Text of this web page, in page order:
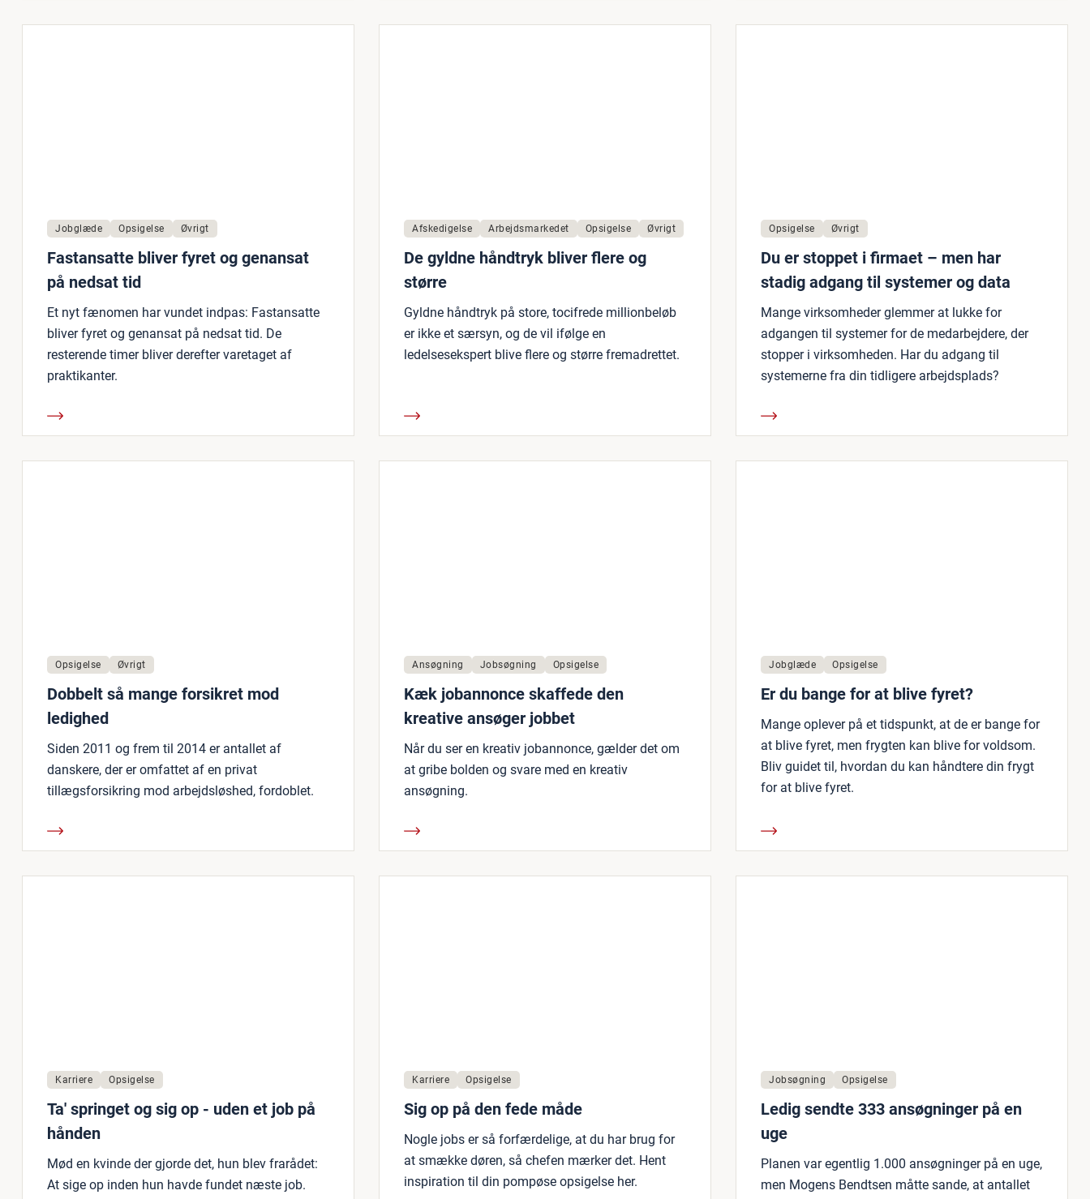
Jobglæde Opsigelse Øvrigt
Fastansatte bliver fyret og genansat
på nedsat tid
Et nyt fænomen har vundet indpas: Fastansatte
bliver fyret og genansat på nedsat tid. De
resterende timer bliver derefter varetaget af
praktikanter.
Afskedigelse Arbejdsmarkedet Opsigelse Øvrigt
De gyldne håndtryk bliver flere og
større
Gyldne håndtryk på store, tocifrede millionbeløb
er ikke et særsyn, og de vil ifølge en
ledelsesekspert blive flere og større fremadrettet.
Opsigelse Øvrigt
Du er stoppet i firmaet – men har
stadig adgang til systemer og data
Mange virksomheder glemmer at lukke for
adgangen til systemer for de medarbejdere, der
stopper i virksomheden. Har du adgang til
systemerne fra din tidligere arbejdsplads?
Opsigelse Øvrigt
Dobbelt så mange forsikret mod
ledighed
Siden 2011 og frem til 2014 er antallet af
danskere, der er omfattet af en privat
tillægsforsikring mod arbejdsløshed, fordoblet.
Ansøgning Jobsøgning Opsigelse
Kæk jobannonce skaffede den
kreative ansøger jobbet
Når du ser en kreativ jobannonce, gælder det om
at gribe bolden og svare med en kreativ
ansøgning.
Jobglæde Opsigelse
Er du bange for at blive fyret?
Mange oplever på et tidspunkt, at de er bange for
at blive fyret, men frygten kan blive for voldsom.
Bliv guidet til, hvordan du kan håndtere din frygt
for at blive fyret.
Karriere Opsigelse
Ta' springet og sig op - uden et job på
hånden
Mød en kvinde der gjorde det, hun blev frarådet:
At sige op inden hun havde fundet næste job.
Karriere Opsigelse
Sig op på den fede måde
Nogle jobs er så forfærdelige, at du har brug for
at smække døren, så chefen mærker det. Hent
inspiration til din pompøse opsigelse her.
Jobsøgning Opsigelse
Ledig sendte 333 ansøgninger på en
uge
Planen var egentlig 1.000 ansøgninger på en uge,
men Mogens Bendtsen måtte sande, at antallet